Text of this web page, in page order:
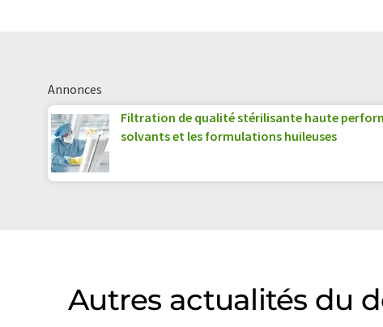
Annonces
Filtration de qualité stérilisante haute
solvants et les formulations huileuses
Autres actualités du